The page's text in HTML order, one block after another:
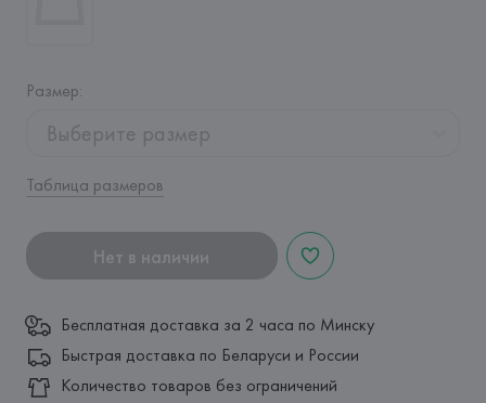
Размер:
Выберите размер
Таблица размеров
Нет в наличии
Бесплатная доставка за 2 часа по Минску
Быстрая доставка по Беларуси и России
Количество товаров без ограничений